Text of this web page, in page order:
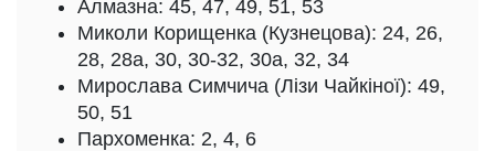
Алмазна: 45, 47, 49, 51, 53
Миколи Корищенка (Кузнецова): 24, 26,
28, 28а, 30, 30-32, 30а, 32, 34
Мирослава Симчича (Лізи Чайкіної): 49,
50, 51
Пархоменка: 2, 4, 6